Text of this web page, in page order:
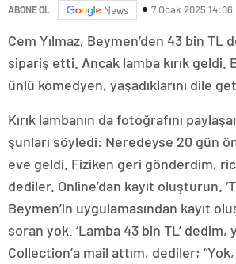
ABONE OL News 7 Ocak 2025 14:06
Cem Yılmaz, Beymen’den 43 bin TL
sipariş etti. Ancak lamba kırık geldi.
ünlü komedyen, yaşadıklarını dile
Kırık lambanın da fotoğrafını
şunları söyledi: Neredeyse 20 gün
eve geldi. Fiziken geri gönderdim,
dediler. Online’dan kayıt oluşturun.
Beymen’in uygulamasından kayıt
soran yok. ‘Lamba 43 bin TL’ dedim,
Collection’a mail attım, dediler;